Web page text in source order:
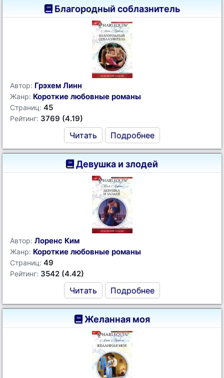
Благородный соблазнитель
Автор: Грэхем Линн
Жанр: Короткие любовные романы
Страниц: 45
Рейтинг: 3769 (4.19)
Читать Подробнее
Девушка и злодей
Автор: Лоренс Ким
Жанр: Короткие любовные романы
Страниц: 49
Рейтинг: 3542 (4.42)
Читать Подробнее
Желанная моя